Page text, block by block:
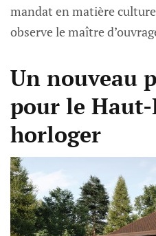
mandat en matière
observe le maître
Un nouveau
pour le Haut-
horloger